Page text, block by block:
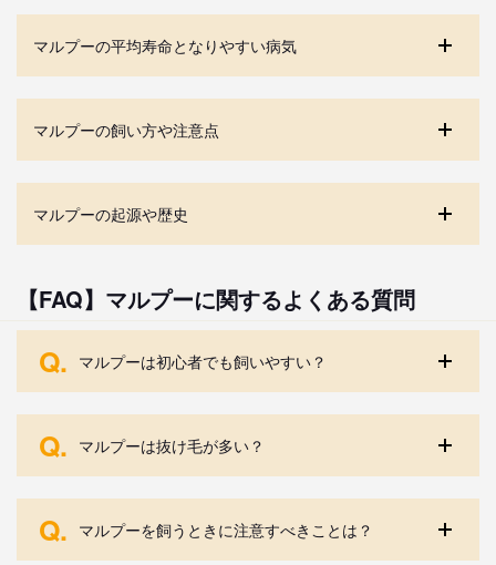
マルプーの平均寿命となりやすい病気
マルプーの飼い方や注意点
マルプーの起源や歴史
【FAQ】マルプーに関するよくある質問
Q. マルプーは初心者でも飼いやすい？
Q. マルプーは抜け毛が多い？
Q. マルプーを飼うときに注意すべきことは？